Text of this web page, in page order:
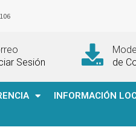
Sesión
de
INFORMACIÓN